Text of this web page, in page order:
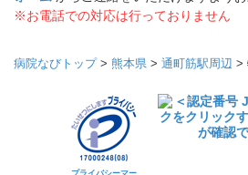
※お電話での対応は行っておりません
病院なびトップ> 熊本県 > 通町筋駅周辺 >
プライバシーマー